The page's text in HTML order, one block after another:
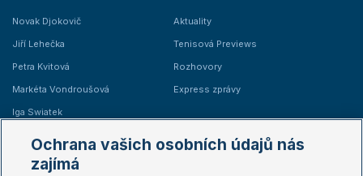
Novak Djokovič
Jiří Lehečka
Petra Kvitová
Markéta Vondroušová
Iga Swiatek
Aktuality
Tenisová Previews
Rozhovory
Express zprávy
Žebříčky
Ochrana vašich osobních údajů nás
zajímá